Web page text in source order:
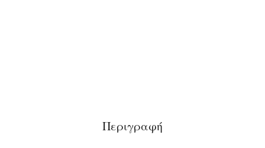
Περιγραφή